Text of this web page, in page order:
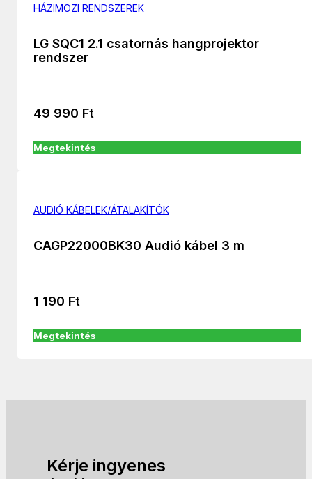
HÁZIMOZI RENDSZEREK
LG SQC1 2.1 csatornás hangprojektor
rendszer
49 990 Ft
Megtekintés
AUDIÓ KÁBELEK/ÁTALAKÍTÓK
CAGP22000BK30 Audió kábel 3 m
1 190 Ft
Megtekintés
Kérje ingyenes